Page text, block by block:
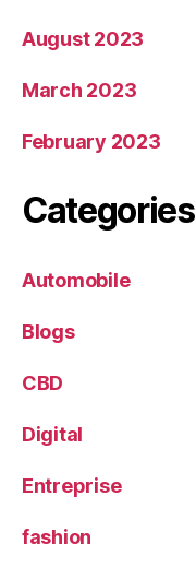
August 2023
March 2023
February 2023
Categories
Automobile
Blogs
CBD
Digital
Entreprise
fashion